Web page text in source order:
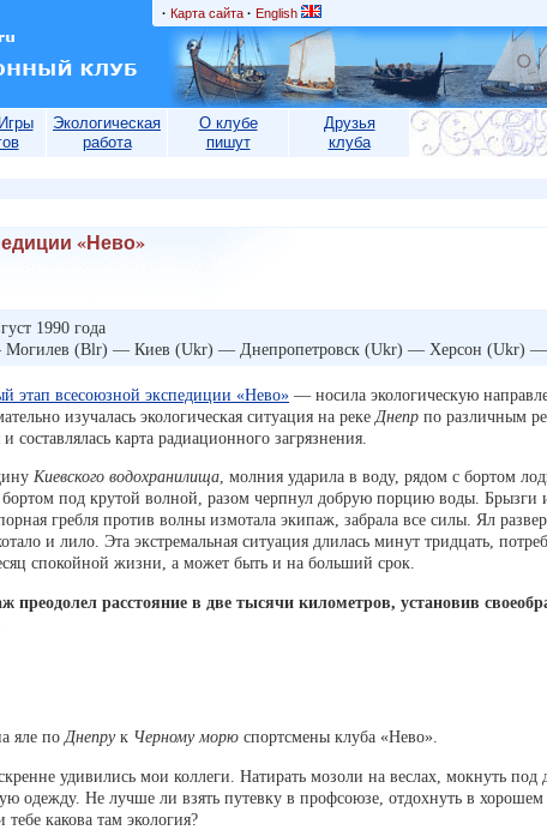
· Карта сайта · English
Экологическая
работа
О клубе
пишут
Друзья
клуба
«Нево»
1990 года
Могилев (Blr) — Киев (Ukr) — Днепропетровск (Ukr) — Херсон (Ukr) —
этап всесоюзной экспедиции «Нево» — носила экологическую
изучалась экологическая ситуация на реке Днепр по различным
составлялась карта радиационного загрязнения.
Киевского водохранилища , молния ударила в воду, рядом с бортом
бортом под крутой волной, разом черпнул добрую порцию воды.
гребля против волны измотала экипаж, забрала все силы. Ял
и лило. Эта экстремальная ситуация длилась минут тридцать,
спокойной жизни, а может быть и на больший срок.
преодолел расстояние в две тысячи километров, установив
яле поДнепрук Черному морю спортсмены клуба «Нево».
удивились мои коллеги. Натирать мозоли на веслах, мокнуть под
одежду. Не лучше ли взять путевку в профсоюзе, отдохнуть в хорошем
какова там экология?